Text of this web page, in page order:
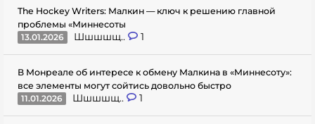
The Hockey Writers: Малкин — ключ к решению главной
проблемы «Миннесоты
13.01.2026
Шшшшщ.. 1
В Монреале об интересе к обмену Малкина в «Миннесоту»:
все элементы могут сойтись довольно быстро
11.01.2026
Шшшшщ.. 1